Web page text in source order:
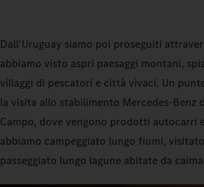
Dall'Uruguay siamo poi proseguiti
abbiamo visto aspri paesaggi montani,
villaggi di pescatori e città vivaci. Un
la visita allo stabilimento Mercedes‑Benz
Campo, dove vengono prodotti autocarri
abbiamo campeggiato lungo fiumi,
passeggiato lungo lagune abitate da